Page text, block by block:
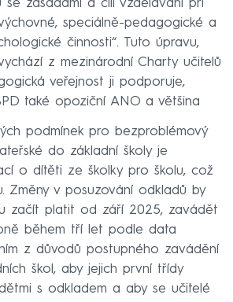
se zásadami a cíli vzdělávání při
speciálně-pedagogické a
činnosti“. Tuto úpravu,
z mezinárodní Charty učitelů
veřejnost ji podporuje,
také opoziční ANO a většina
podmínek pro bezproblémový
do základní školy je
o dítěti ze školky pro školu, což
Změny v posuzování odkladů by
začít platit od září 2025, zavádět
během tří let podle data
z důvodů postupného zavádění
škol, aby jejich první třídy
s odkladem a aby se učitelé